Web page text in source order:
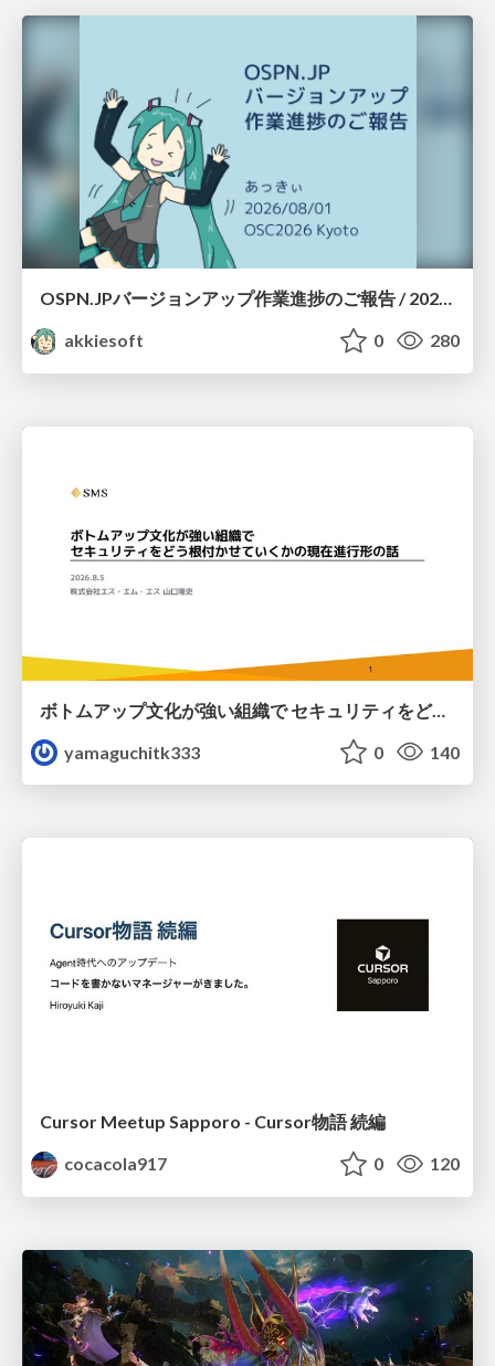
OSPN.JPバージョンアップ作業進捗のご報告 / 20260801-osc26kyoto
akkiesoft
0 280
ボトムアップ文化が強い組織で セキュリティをどう根付かせていくかの現在進行形の話 / Making Security Stick in a Bottom-Up Organization
yamaguchitk333
0 140
Cursor Meetup Sapporo - Cursor物語 続編
cocacola917
0 120